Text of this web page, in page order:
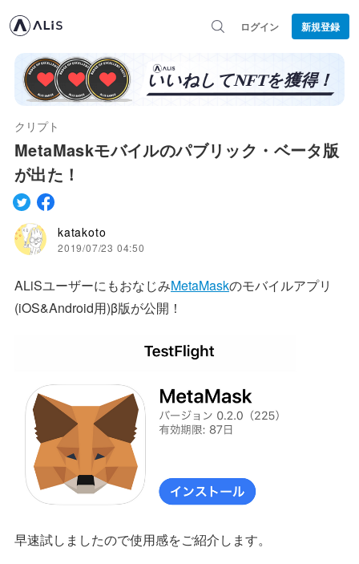
ログイン 新規登録
クリプト
MetaMaskモバイルのパブリック・ベータ版
が出た！
katakoto
2019/07/23 04:50
ALiSユーザーにもおなじみMetaMaskのモバイルアプリ
(iOS&Android用)β版が公開！
早速試しましたので使用感をご紹介します。